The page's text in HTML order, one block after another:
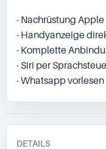
- Nachrüstung
- Handyanzeige
- Komplette
- Siri per
- Whatsapp
DETAILS